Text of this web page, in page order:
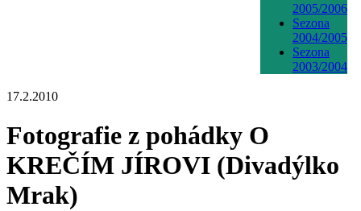
2005/2006
Sezona
2004/2005
Sezona
2003/2004
17.2.2010
Fotografie z pohádky O
KREČÍM JÍROVI (Divadýlko
Mrak)